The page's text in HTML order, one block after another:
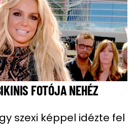
FOTÓJA NEHÉZ
szexi képpel idézte fel